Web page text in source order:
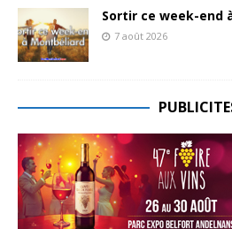
Sortir ce week-end
7 août 2026